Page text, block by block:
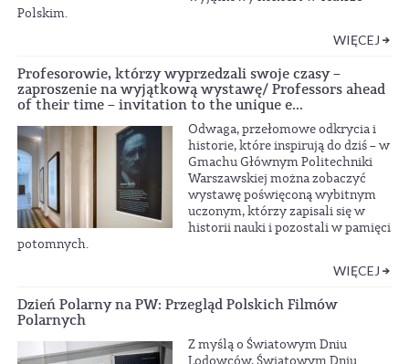
Polskim.
WIĘCEJ
Profesorowie, którzy wyprzedzali swoje czasy –
zaproszenie na wyjątkową wystawę/ Professors ahead
of their time – invitation to the unique e...
Odwaga, przełomowe odkrycia i
historie, które inspirują do dziś – w
Gmachu Głównym Politechniki
Warszawskiej można zobaczyć
wystawę poświęconą wybitnym
uczonym, którzy zapisali się w
historii nauki i pozostali w pamięci
potomnych.
WIĘCEJ
Dzień Polarny na PW: Przegląd Polskich Filmów
Polarnych
Z myślą o Światowym Dniu